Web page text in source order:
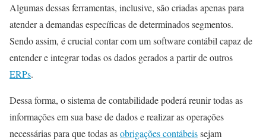
Algumas dessas ferramentas, inclusive, são criadas apenas para
atender a demandas específicas de determinados segmentos.
Sendo assim, é crucial contar com um software contábil capaz de
entender e integrar todas os dados gerados a partir de outros
ERPs.
Dessa forma, o sistema de contabilidade poderá reunir todas as
informações em sua base de dados e realizar as operações
necessárias para que todas asobrigações contábeissejam